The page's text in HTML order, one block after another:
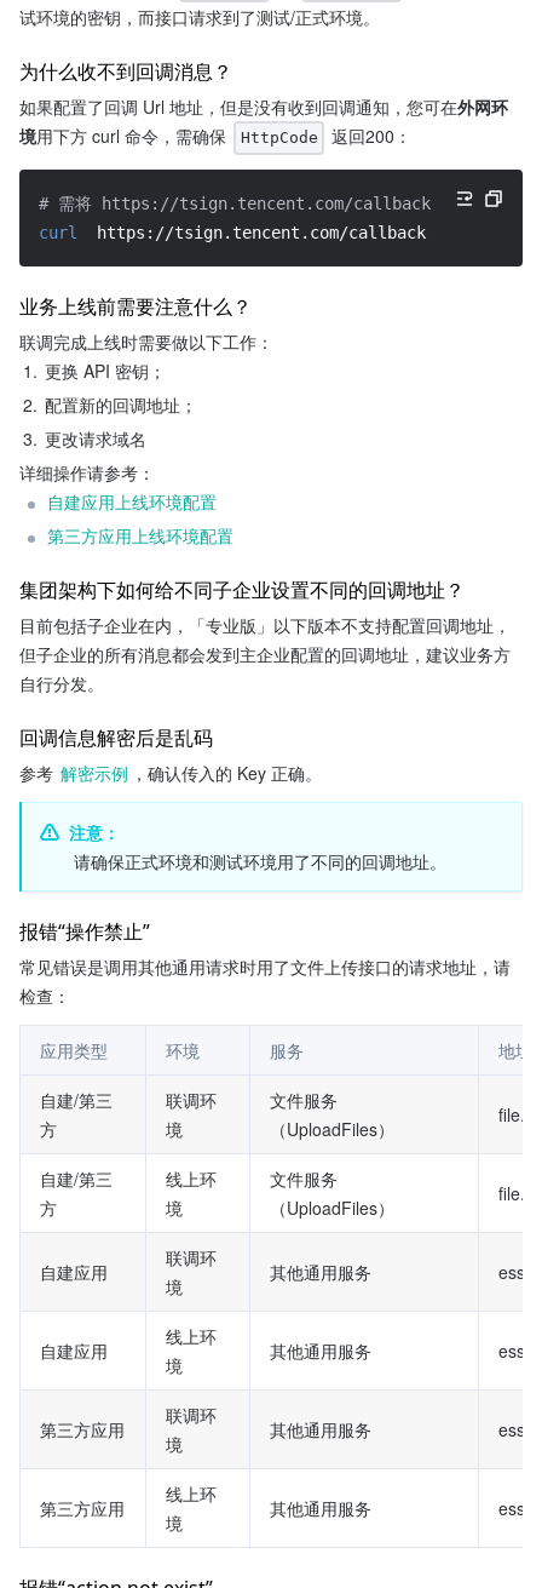
试环境的密钥，而接口请求到了测试/正式环境。
为什么收不到回调消息？
如果配置了回调 Url 地址，但是没有收到回调通知，您可在外网环
境用下方 curl 命令，需确保 HttpCode 返回200：
# 需将 https://tsign.tencent.com/callback 换成您配置的
curl
  https://tsign.tencent.com/callback -H
业务上线前需要注意什么？
联调完成上线时需要做以下工作：
1. 更换 API 密钥；
2. 配置新的回调地址；
3. 更改请求域名
详细操作请参考：
自建应用上线环境配置
第三方应用上线环境配置
集团架构下如何给不同子企业设置不同的回调地址？
目前包括子企业在内，「专业版」以下版本不支持配置回调地址，
但子企业的所有消息都会发到主企业配置的回调地址，建议业务方
自行分发。
回调信息解密后是乱码
参考 解密示例 ，确认传入的 Key 正确。
注意：
请确保正式环境和测试环境用了不同的回调地址。
报错“操作禁止”
常见错误是调用其他通用请求时用了文件上传接口的请求地址，请
检查：
应用类型 环境 服务 地址
自建/第三
方
联调环
境
文件服务
（UploadFiles）
自建/第三
方
线上环
境
文件服务
（UploadFiles）
自建应用
联调环
境
其他通用服务
自建应用
线上环
境
其他通用服务
第三方应用
联调环
境
其他通用服务
第三方应用
线上环
境
其他通用服务